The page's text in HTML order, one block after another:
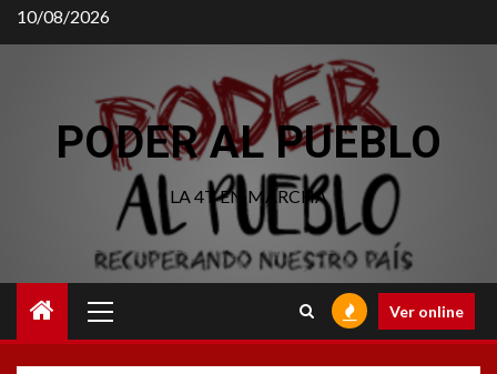
Saltar
al
10/08/2026
PODER AL PUEBLO
LA 4T EN MARCHA
principal
Ver online